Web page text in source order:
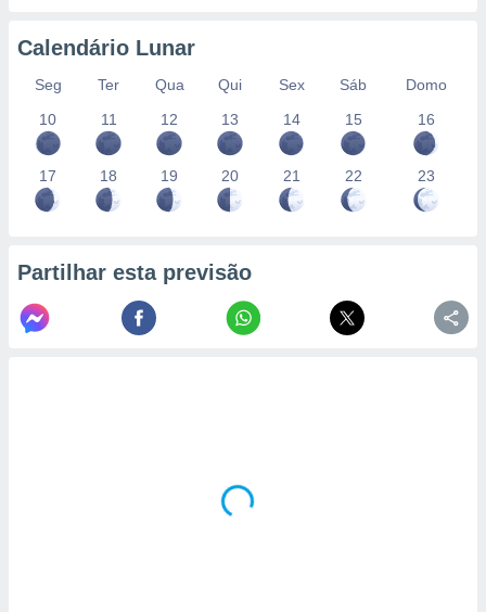
Calendário Lunar
Seg Ter Qua Qui Sex Sáb
Domo
10
11 12 13 14 15 16
17 18 19 20 21 22 23
Partilhar esta previsão